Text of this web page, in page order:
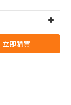
立即購買